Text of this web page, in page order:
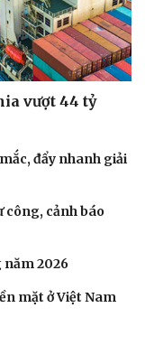
vượt 44 tỷ
đẩy nhanh giải
công, cảnh báo
năm 2026
mặt ở Việt Nam